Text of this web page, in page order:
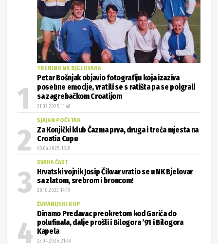
TRENING NK BJELOVARA
Petar Bošnjak objavio fotografiju koja izaziva
posebne emocije, vratili se s ratišta pa se poigrali
sa zagrebačkom Croatijom
21.02.2025. 11:48
SJAJAN POČETAK
Za Konjički klub Čazma prva, druga i treća mjesta na
Croatia Cupu
03.04.2025. 15:31
SVAKA ČAST
Hrvatski vojnik Josip Čikvar vratio se u NK Bjelovar
sa zlatom, srebrom i broncom!
20.10.2023. 14:18
ŽUPANIJSKI KUP
Dinamo Predavac preokretom kod Garića do
polufinala, dalje prošli i Bilogora ’91 i Bilogora
Kapela
23.04.2025. 21:48